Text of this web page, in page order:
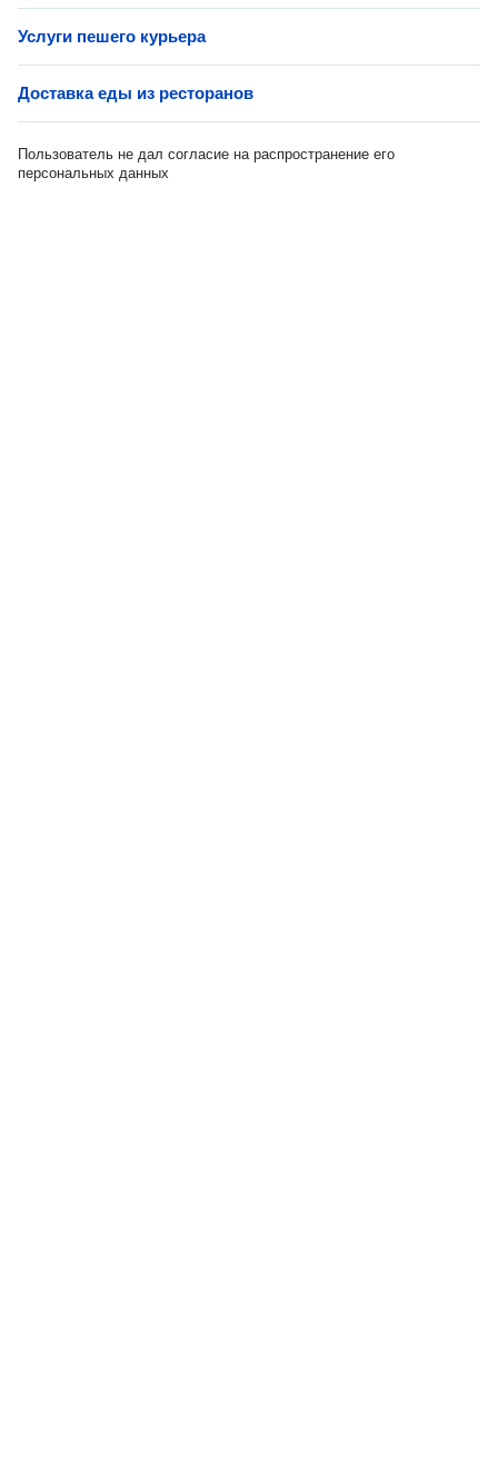
Услуги пешего курьера
Доставка еды из ресторанов
Пользователь не дал согласие на распространение его
персональных данных